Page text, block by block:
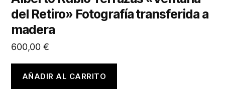
del Retiro» Fotografía transferida a
madera
600,00 €
AÑADIR AL CARRITO